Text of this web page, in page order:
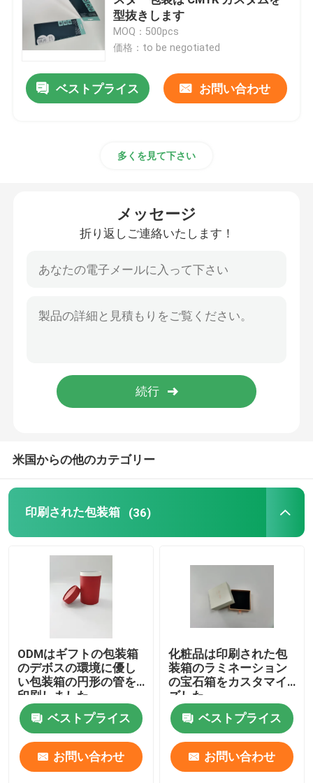
印刷された波形箱
蝋燭の包装箱
ペーパーまめの包装
型抜きします
MOQ：500pcs
価格：to be negotiated
ベストプライス お問い合わせ
多くを見て下さい
メッセージ
折り返しご連絡いたします！
米国からの他のカテゴリー
印刷された包装箱 (36)
ODMはギフトの包装箱
のデボスの環境に優し
い包装箱の円形の管を
印刷しました
ベストプライス
お問い合わせ
化粧品は印刷された包
装箱のラミネーション
の宝石箱をカスタマイ
ズした
ベストプライス
お問い合わせ